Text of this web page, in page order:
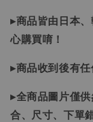
▸商品皆由日本
心購買唷！
▸商品收到後有
▸全商品圖片僅
合、尺寸、下單